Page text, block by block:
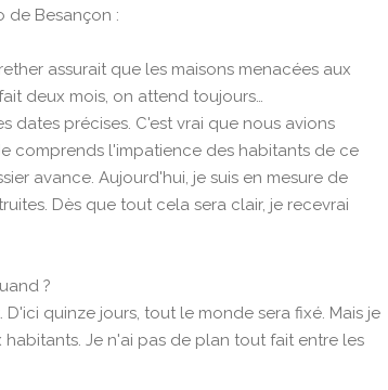
de Besançon :
assurait que les maisons menacées aux
deux mois, on attend toujours…
dates précises. C'est vrai que nous avions
comprends l'impatience des habitants de ce
avance. Aujourd'hui, je suis en mesure de
Dès que tout cela sera clair, je recevrai
?
D'ici quinze jours, tout le monde sera fixé. Mais je
Je n'ai pas de plan tout fait entre les